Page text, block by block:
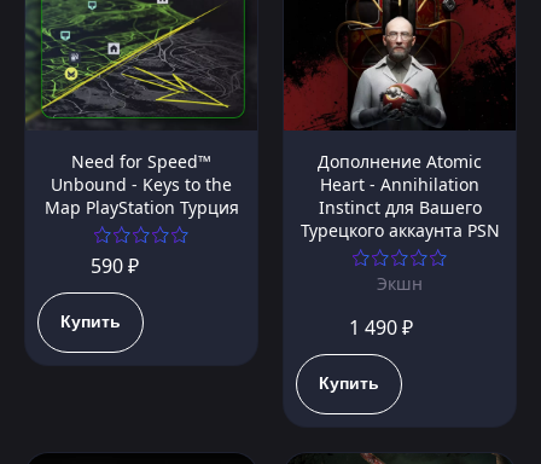
Need for Speed™
Unbound - Keys to the
Map PlayStation Турция
590 ₽
Купить
Дополнение Atomic
Heart - Annihilation
Instinct для Вашего
Турецкого аккаунта PSN
Экшн
1 490 ₽
Купить